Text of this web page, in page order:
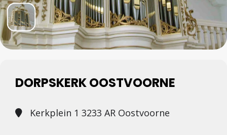
DORPSKERK OOSTVOORNE
Kerkplein 1 3233 AR Oostvoorne